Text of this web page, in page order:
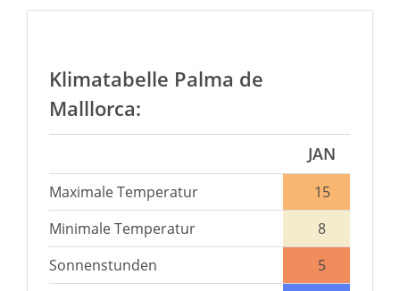
Klimatabelle Palma de
Malllorca:
JAN
Maximale Temperatur
15
Minimale Temperatur
8
Sonnenstunden
5